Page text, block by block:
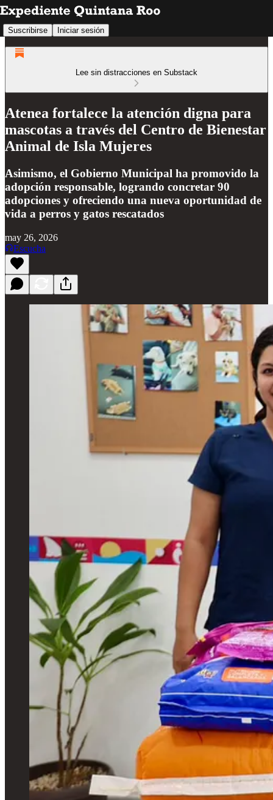
Suscribirse Iniciar sesión
Lee sin distracciones en Substack
Atenea fortalece la atención digna para
mascotas a través del Centro de Bienestar
Animal de Isla Mujeres
Asimismo, el Gobierno Municipal ha promovido la
adopción responsable, logrando concretar 90
adopciones y ofreciendo una nueva oportunidad de
vida a perros y gatos rescatados
may 26, 2026
Escucha